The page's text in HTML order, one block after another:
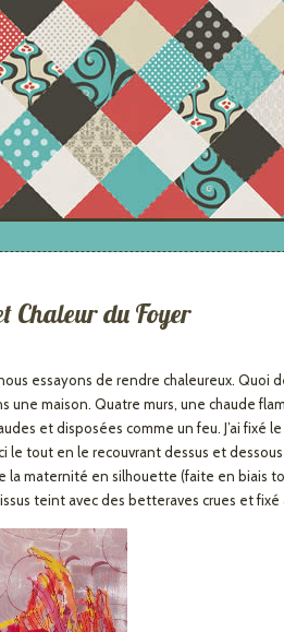
Chaleur du Foyer
essayons de rendre chaleureux. Quoi
une maison. Quatre murs, une chaude
et disposées comme un feu. J’ai fixé
le tout en le recouvrant dessus et
la maternité en silhouette (faite en biais
teint avec des betteraves crues et fixé